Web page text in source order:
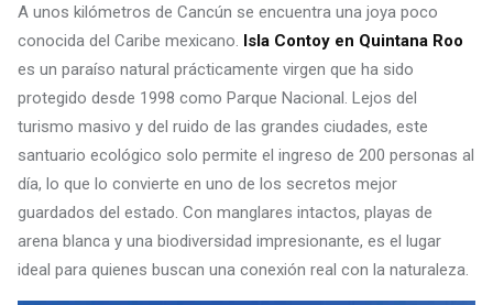
A unos kilómetros de Cancún se encuentra una joya poco
conocida del Caribe mexicano. Isla Contoy en Quintana Roo
es un paraíso natural prácticamente virgen que ha sido
protegido desde 1998 como Parque Nacional. Lejos del
turismo masivo y del ruido de las grandes ciudades, este
santuario ecológico solo permite el ingreso de 200 personas al
día, lo que lo convierte en uno de los secretos mejor
guardados del estado. Con manglares intactos, playas de
arena blanca y una biodiversidad impresionante, es el lugar
ideal para quienes buscan una conexión real con la naturaleza.